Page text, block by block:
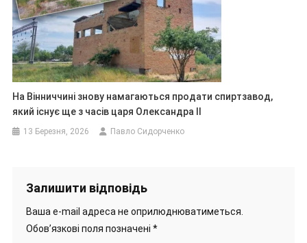
На Вінниччині знову намагаються продати спиртзавод,
який існує ще з часів царя Олександра II
13 Березня, 2026 Павло Сидорченко
Залишити відповідь
Ваша e-mail адреса не оприлюднюватиметься.
Обов’язкові поля позначені *